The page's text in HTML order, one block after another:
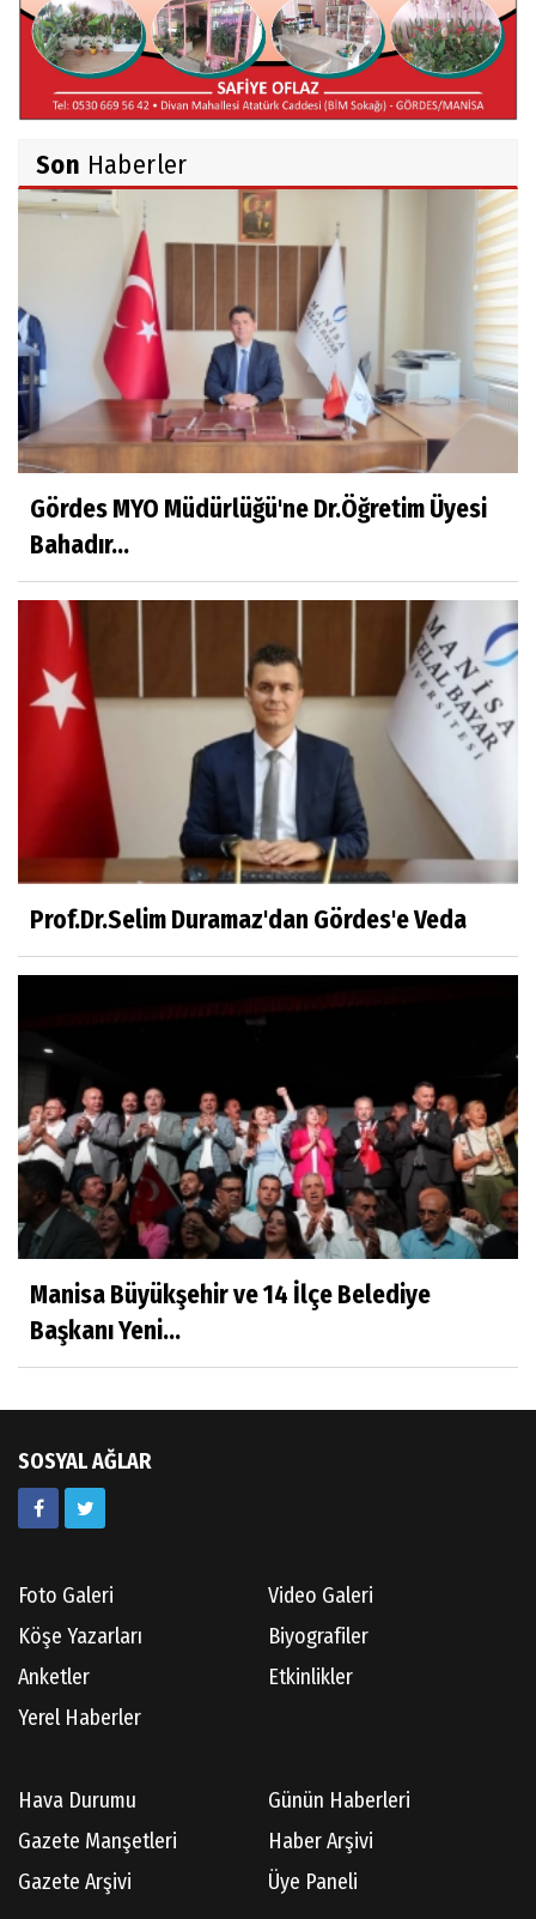
İsmail AYBEY
Belma Sebil'i Tanıyor Musunuz?
Ahmet İNCE
Beyaz Gömlekli Adam!
Prof.Dr.Ayşe İLKER
Adı Sanı Olmak
Eylül SEYHAN
Gezerken Zamanın Kollarındaki Ruhuma
Rastlamak
Kahramanlar
Prof.Dr.Süleyman Sami İLKER
Mühendislerin de Sanat Ruhu Olmalı
Dr.Fatih KESKİN
Millî Edebiyat, Millî Şuur, Millî Takım
Sıracettin ÇELİK
Çalıkuşu
Dr.Tuğçe Yıldırım
Aşı: Toplum Sağlığının Görünmez Kalkanı
Hatice CAVULDAK
Av.Ahmet ÖZDEMİR
Doç.Dr.İbrahim KOÇ
Hisarcıların Son Şairini Uğurlarken
Necati KÜÇÜK
Son Haberler
Gördes MYO Müdürlüğü'ne Dr.Öğretim Üyesi
Bahadır...
Prof.Dr.Selim Duramaz'dan Gördes'e Veda
Manisa Büyükşehir ve 14 İlçe Belediye
Başkanı Yeni...
SOSYAL AĞLAR
Foto Galeri
Video Galeri
Köşe Yazarları
Biyografiler
Anketler
Etkinlikler
Yerel Haberler
Hava Durumu
Günün Haberleri
Gazete Manşetleri
Haber Arşivi
Gazete Arşivi
Üye Paneli